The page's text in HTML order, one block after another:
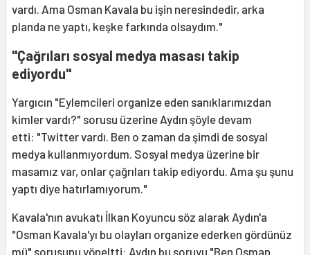
vardı. Ama Osman Kavala bu işin neresindedir, arka
planda ne yaptı, keşke farkında olsaydım."
"Çağrıları sosyal medya masası takip
ediyordu"
Yargıcın "Eylemcileri organize eden sanıklarımızdan
kimler vardı?" sorusu üzerine Aydın şöyle devam
etti: "Twitter vardı. Ben o zaman da şimdi de sosyal
medya kullanmıyordum. Sosyal medya üzerine bir
masamız var, onlar çağrıları takip ediyordu. Ama şu şunu
yaptı diye hatırlamıyorum."
Kavala'nın avukatı İlkan Koyuncu söz alarak Aydın'a
"Osman Kavala'yı bu olayları organize ederken gördünüz
mü" sorusunu yöneltti: Aydın bu soruyu "Ben Osman